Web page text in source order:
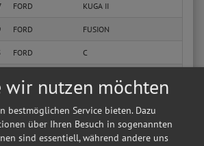
FORD KUGA II
FORD FUSION
FORD C
FORD FOCUS C
wir nutzen möchten
bestmöglichen Service bieten. Dazu
über Ihren Besuch in sogenannten
sind essentiell, während andere uns